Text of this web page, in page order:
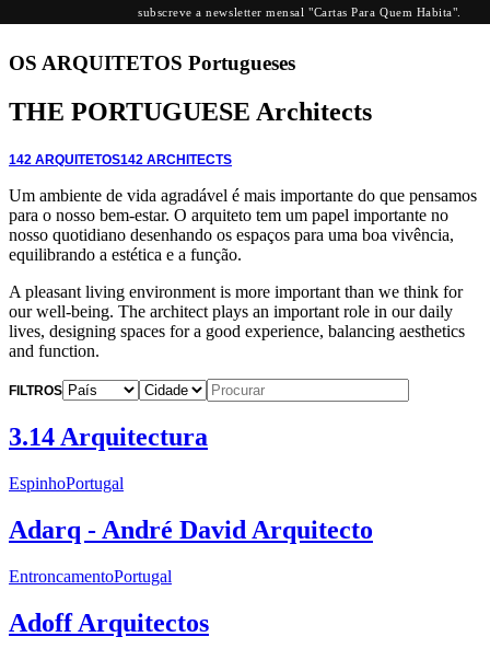
OS ARQUITETOS Portugueses
THE PORTUGUESE Architects
142 ARQUITETOS142 ARCHITECTS
Um ambiente de vida agradável é mais importante do que pensamos
para o nosso bem-estar. O arquiteto tem um papel importante no
nosso quotidiano desenhando os espaços para uma boa vivência,
equilibrando a estética e a função.
A pleasant living environment is more important than we think for
our well-being. The architect plays an important role in our daily
lives, designing spaces for a good experience, balancing aesthetics
and function.
FILTROS
3.14 Arquitectura
EspinhoPortugal
Adarq - André David Arquitecto
EntroncamentoPortugal
Adoff Arquitectos
subscreve a newsletter mensal "Cartas Para Quem Habita".